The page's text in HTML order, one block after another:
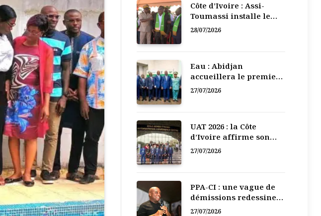
Côte d’Ivoire : Assi-
Toumassi installe le
bureau exécutif de sa
28/07/2026
Eau : Abidjan
accueillera le premier
Forum régional de
27/07/2026
UAT 2026 : la Côte
d’Ivoire affirme son
leadership numérique
27/07/2026
PPA-CI : une vague de
démissions redessine
la recomposition
27/07/2026